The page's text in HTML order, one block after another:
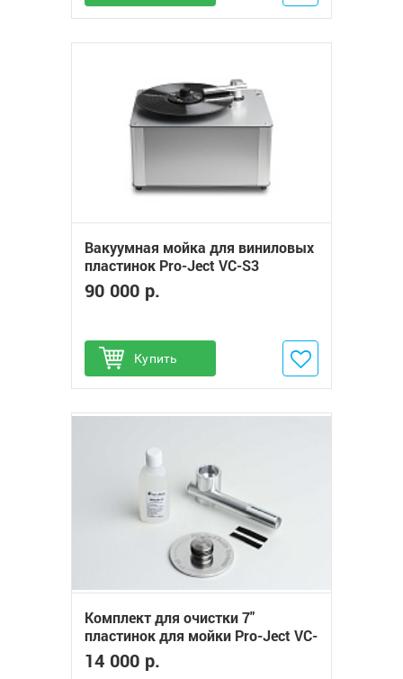
Вакуумная мойка для виниловых
пластинок Pro-Ject VC-S3
90 000 р.
Купить
Добавить в избранное
Комплект для очистки 7"
пластинок для мойки Pro-Ject VC-
S2 ALU
14 000 р.